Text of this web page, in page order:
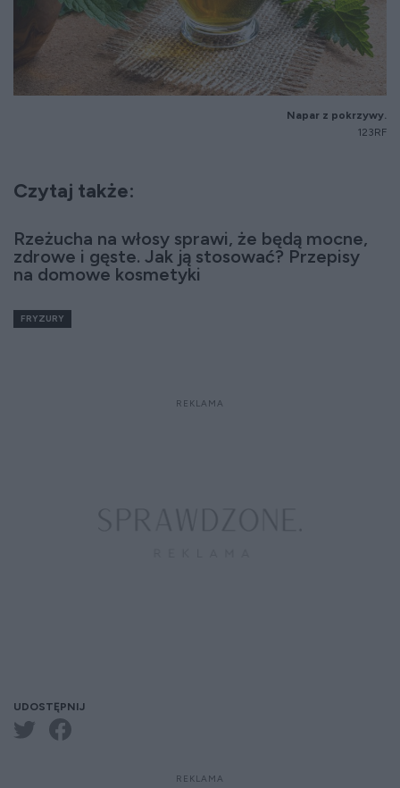
Napar z pokrzywy.
123RF
Czytaj także:
Rzeżucha na włosy sprawi, że będą mocne,
zdrowe i gęste. Jak ją stosować? Przepisy
na domowe kosmetyki
FRYZURY
UDOSTĘPNIJ